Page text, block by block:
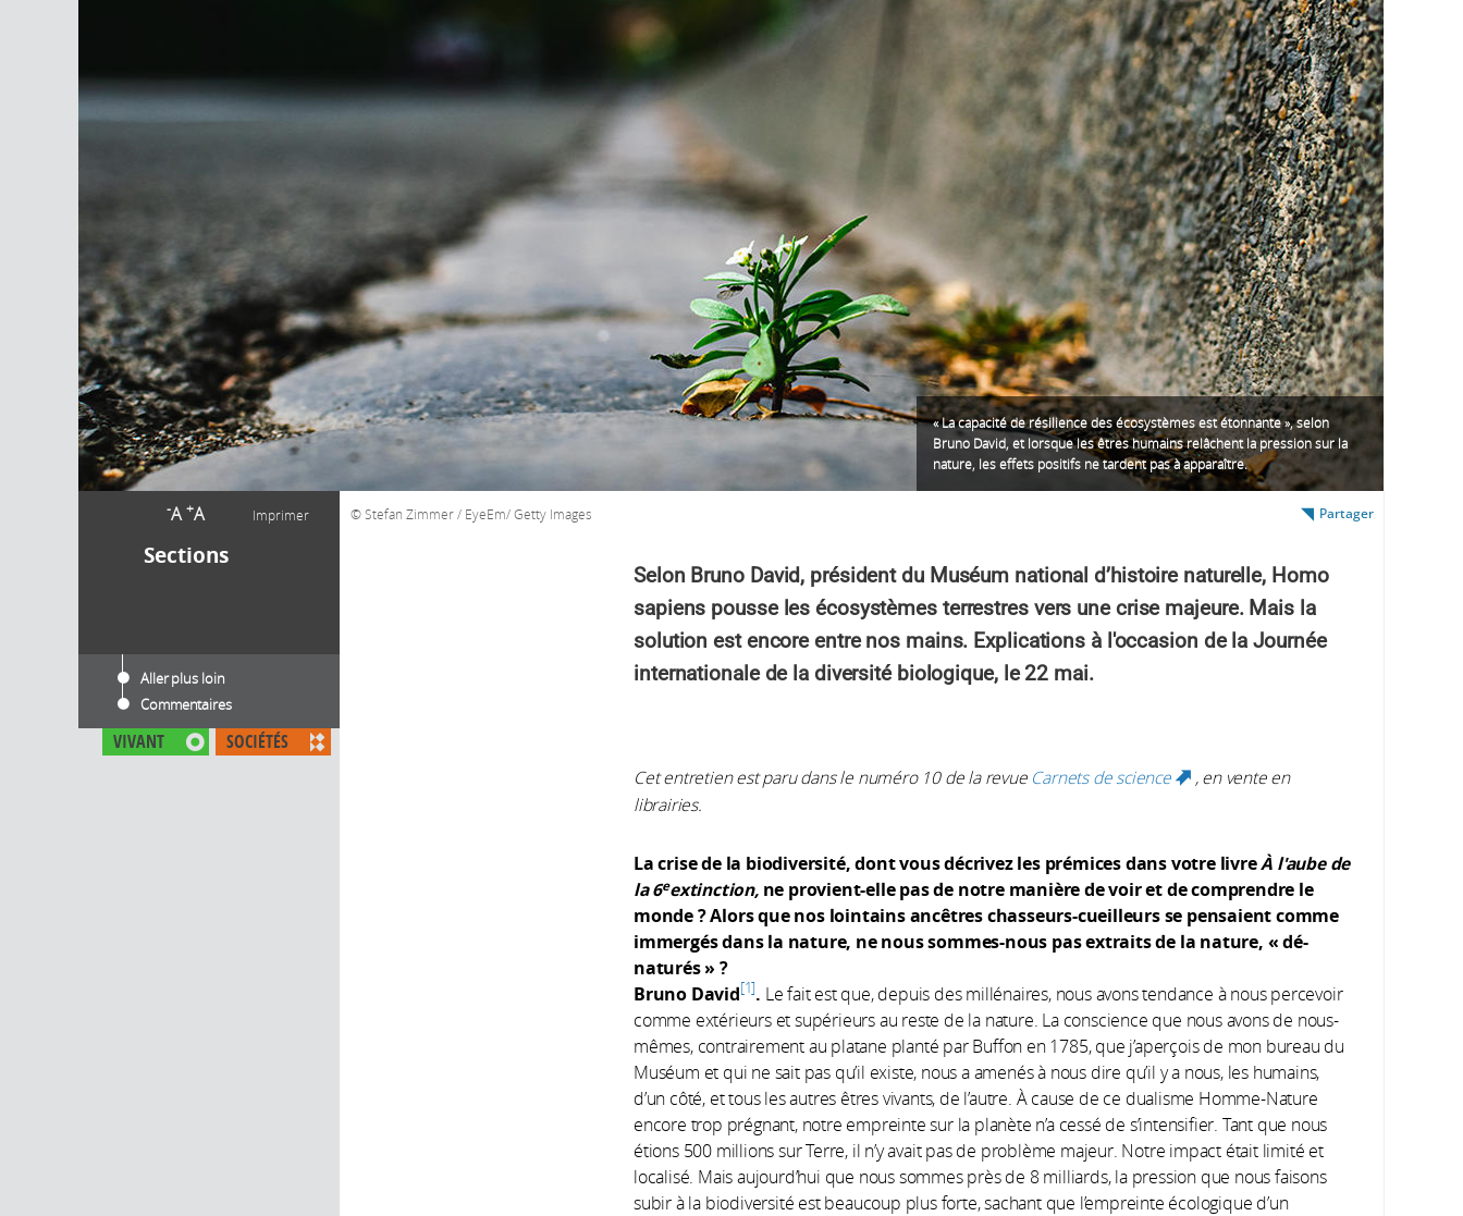
-A +A Imprimer
Sections
Aller plus loin
Commentaires
VIVANT SOCIÉTÉS
« La capacité de résilience des écosystèmes est étonnante », selon
Bruno David, et lorsque les êtres humains relâchent la pression sur la
nature, les effets positifs ne tardent pas à apparaître.
Stefan Zimmer / EyeEm/ Getty Images Partager
Selon Bruno David, président du Muséum national d’histoire naturelle, Homo
sapiens pousse les écosystèmes terrestres vers une crise majeure. Mais la
solution est encore entre nos mains. Explications à l'occasion de la Journée
internationale de la diversité biologique, le 22 mai.
Cet entretien est paru dans le numéro 10 de la revue Carnets de science (link is external)
, en vente en
librairies.
La crise de la biodiversité, dont vous décrivez les prémices dans votre livreÀ l'aube de
la 6eextinction, ne provient-elle pas de notre manière de voir et de comprendre le
monde ? Alors que nos lointains ancêtres chasseurs-cueilleurs se pensaient comme
immergés dans la nature, ne nous sommes-nous pas extraits de la nature, « dé-
naturés » ?
Bruno David 1 . Le fait est que, depuis des millénaires, nous avons tendance à nous percevoir
comme extérieurs et supérieurs au reste de la nature. La conscience que nous avons de nous-
mêmes, contrairement au platane planté par Buffon en 1785, que j’aperçois de mon bureau du
Muséum et qui ne sait pas qu’il existe, nous a amenés à nous dire qu’il y a nous, les humains,
d’un côté, et tous les autres êtres vivants, de l’autre. À cause de ce dualisme Homme-Nature
encore trop prégnant, notre empreinte sur la planète n’a cessé de s’intensifier. Tant que nous
étions 500 millions sur Terre, il n’y avait pas de problème majeur. Notre impact était limité et
localisé. Mais aujourd’hui que nous sommes près de 8 milliards, la pression que nous faisons
subir à la biodiversité est beaucoup plus forte, sachant que l’empreinte écologique d’un